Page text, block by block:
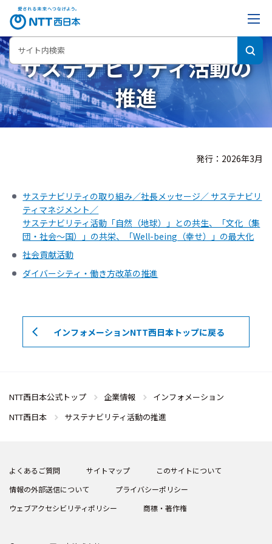
サステナビリティ活動の
推進
発行：2026年3月
サステナビリティの取り組み／社長メッセージ／ サステナビリ
ティマネジメント／
サステナビリティ活動「自然（地球）」との共生、「文化（集
団・社会～国）」の共栄、「Well-being（幸せ）」の最大化
社会貢献活動
ダイバーシティ・働き方改革の推進
インフォメーションNTT西日本トップに戻る
NTT西日本公式トップ 企業情報
インフォメーション
NTT西日本
サステナビリティ活動の推進
よくあるご質問 サイトマップ
このサイトについて
情報の外部送信について
プライバシーポリシー
ウェブアクセシビリティポリシー
商標・著作権